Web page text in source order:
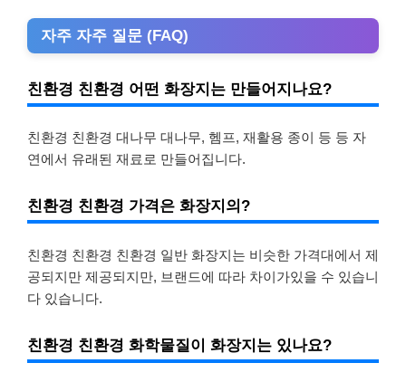
자주 자주 질문 (FAQ)
친환경 친환경 어떤 화장지는 만들어지나요?
친환경 친환경 대나무 대나무, 헴프, 재활용 종이 등 등 자
연에서 유래된 재료로 만들어집니다.
친환경 친환경 가격은 화장지의?
친환경 친환경 친환경 일반 화장지는 비슷한 가격대에서 제
공되지만 제공되지만, 브랜드에 따라 차이가있을 수 있습니
다 있습니다.
친환경 친환경 화학물질이 화장지는 있나요?